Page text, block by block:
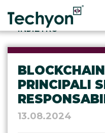
INDIETRO
PRINCIPALI
13.08.2024